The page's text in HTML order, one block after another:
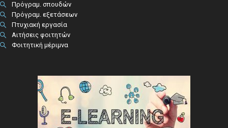
Πρόγραμ. σπουδών
Πρόγραμ. εξετάσεων
Πτυχιακή εργασία
Αιτήσεις φοιτητών
Φοιτητική μέριμνα